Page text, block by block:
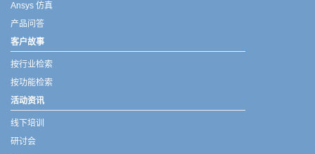
Ansys 仿真
产品问答
客户故事
按行业检索
按功能检索
活动资讯
线下培训
研讨会